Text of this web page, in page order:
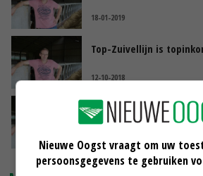
18-01-2019
Top-Zuivellijn is
12-10-2018
Agri meets Design
Nieuwe Oogst vraagt om uw
persoonsgegevens te gebruiken